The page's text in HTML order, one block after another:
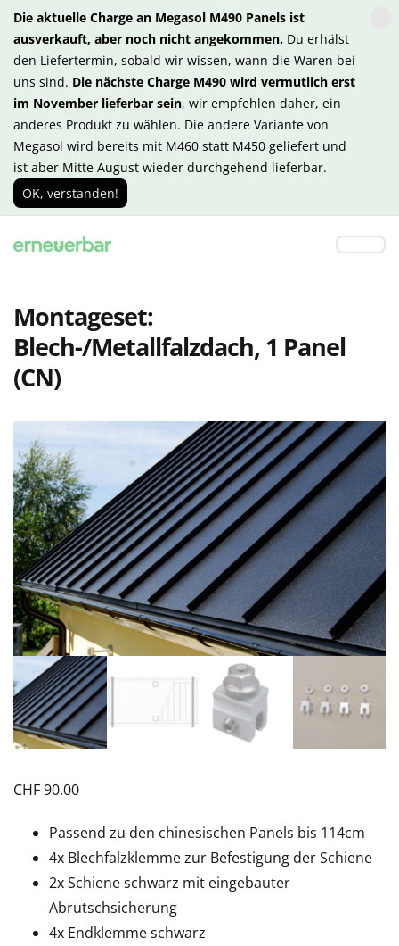
Die aktuelle Charge an Megasol M490 Panels ist
ausverkauft, aber noch nicht angekommen. Du erhälst
den Liefertermin, sobald wir wissen, wann die Waren bei
uns sind. Die nächste Charge M490 wird vermutlich erst
im November lieferbar sein, wir empfehlen daher, ein
anderes Produkt zu wählen. Die andere Variante von
Megasol wird bereits mit M460 statt M450 geliefert und
ist aber Mitte August wieder durchgehend lieferbar.
OK, verstanden!
Montageset:
Blech-/Metallfalzdach, 1 Panel
(CN)
CHF90.00
Passend zu den chinesischen Panels bis 114cm
4x Blechfalzklemme zur Befestigung der Schiene
2x Schiene schwarz mit eingebauter
Abrutschsicherung
4x Endklemme schwarz